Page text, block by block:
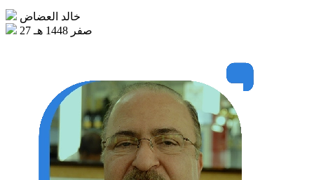
خالد العضاض
27 صفر 1448 هـ